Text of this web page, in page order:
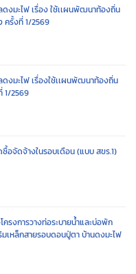
งมะไฟ เรื่อง ใช้เเผนพัฒนาท้องถิ่น
ครั้งที่ 1/2569
งมะไฟ เรื่องใช้เเผนพัฒนาท้องถิ่น
1/2569
อจัดจ้างในรอบเดือน (แบบ สขร.1)
ครงการวางท่อระบายน้ำและบ่อพัก
เหล็กสายรอบดอนปู่ตา บ้านดงมะไฟ